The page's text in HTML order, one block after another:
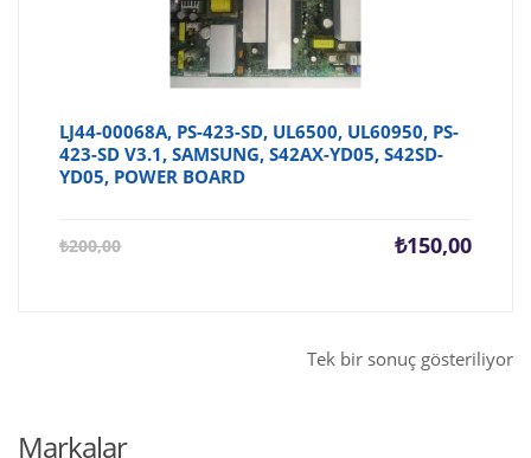
LJ44-00068A, PS-423-SD, UL6500, UL60950, PS-
423-SD V3.1, SAMSUNG, S42AX-YD05, S42SD-
YD05, POWER BOARD
₺200,00 ₺150,00
Şu
Tek bir sonuç gösteriliyor
Markalar